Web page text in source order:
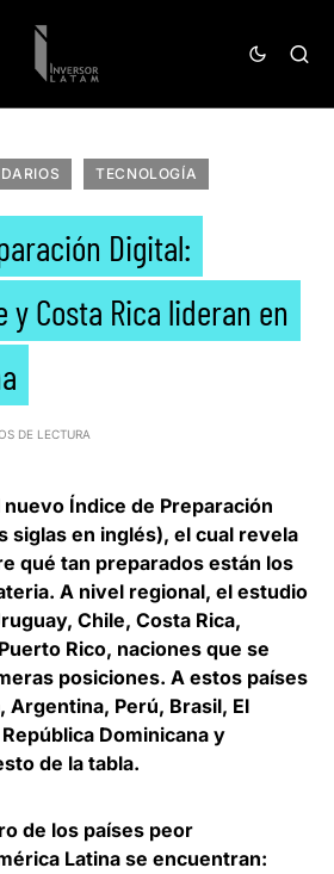
TECNOLOGÍA
Digital:
y Costa Rica lideran en
DE LECTURA
nuevo Índice de Preparación
siglas en inglés), el cual revela
qué tan preparados están los
A nivel regional, el estudio
Chile, Costa Rica,
Rico, naciones que se
posiciones. A estos países
Argentina, Perú, Brasil, El
Dominicana y
de la tabla.
de los países peor
Latina se encuentran: